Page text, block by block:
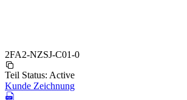
2FA2-NZSJ-C01-0
Teil Status: Active
Kunde Zeichnung